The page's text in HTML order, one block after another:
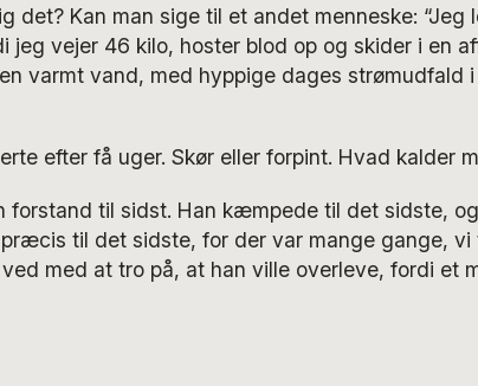
det? Kan man sige til et andet menneske: “Jeg
jeg vejer 46 kilo, hoster blod op og skider i en
varmt vand, med hyppige dages strømudfald i
efter få uger. Skør eller forpint. Hvad kalder
forstand til sidst. Han kæmpede til det sidste,
til det sidste, for der var mange gange, vi
med at tro på, at han ville overleve, fordi et